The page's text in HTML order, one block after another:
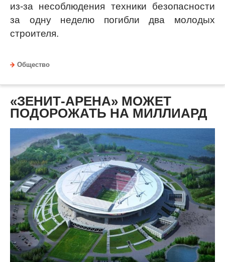
из-за несоблюдения техники безопасности
за одну неделю погибли два молодых
строителя.
Общество
«ЗЕНИТ-АРЕНА» МОЖЕТ
ПОДОРОЖАТЬ НА МИЛЛИАРД